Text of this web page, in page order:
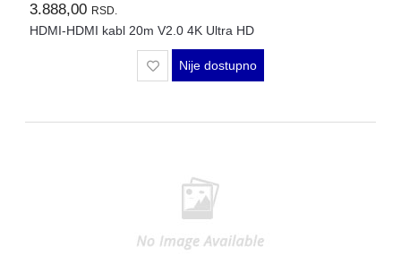
3.888,00 RSD.
HDMI-HDMI kabl 20m V2.0 4K Ultra HD
Nije dostupno